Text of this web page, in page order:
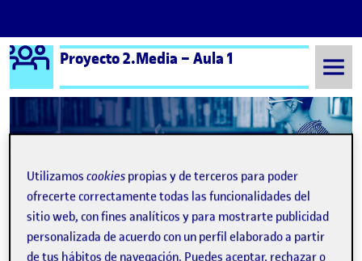
Saltar al contenido
Logo Ágora
Proyecto 2.Media – Aula 1
Navegación de entradas
Anterior: PR2 – Videotutorial VJ Siguiente
Publicado porPR2. Transmisión de audio y
Utilizamoscookies propias y de terceros para poder
ofrecerte correctamente todas las funcionalidades del
sitio web, con fines analíticos y para mostrarte publicidad
personalizada de acuerdo con un perfil elaborado a partir
de tus hábitos de navegación. Puedes aceptar, rechazar o